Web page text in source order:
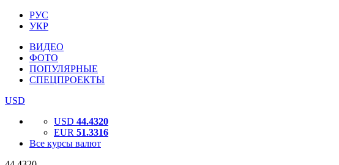
РУС
УКР
ВИДЕО
ФОТО
ПОПУЛЯРНЫЕ
СПЕЦПРОЕКТЫ
USD
USD 44.4320
EUR 51.3316
Все курсы валют